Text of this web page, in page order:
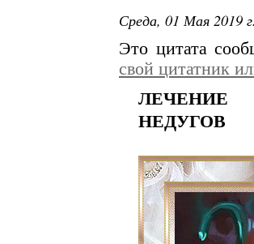
Среда, 01 Мая 2019
Это цитата
свой цитатник
ЛЕЧЕНИЕ
НЕДУГОВ